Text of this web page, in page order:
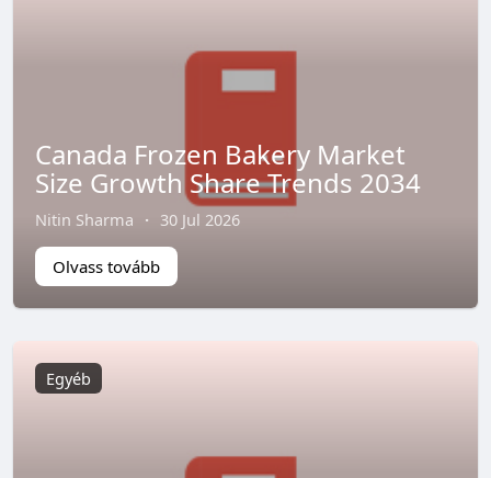
Canada Frozen Bakery Market
Size Growth Share Trends 2034
Nitin Sharma · 30 Jul 2026
Olvass tovább
Egyéb